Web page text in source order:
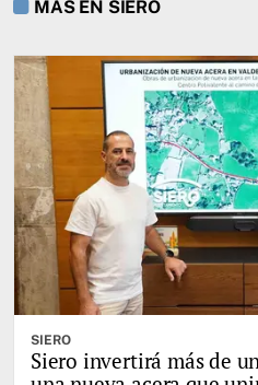
MÁS EN SIERO
SIERO
Siero invertirá más de